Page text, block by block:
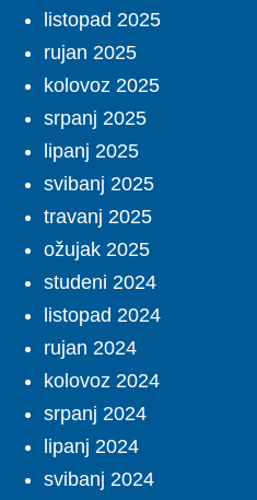
listopad 2025
rujan 2025
kolovoz 2025
srpanj 2025
lipanj 2025
svibanj 2025
travanj 2025
ožujak 2025
studeni 2024
listopad 2024
rujan 2024
kolovoz 2024
srpanj 2024
lipanj 2024
svibanj 2024